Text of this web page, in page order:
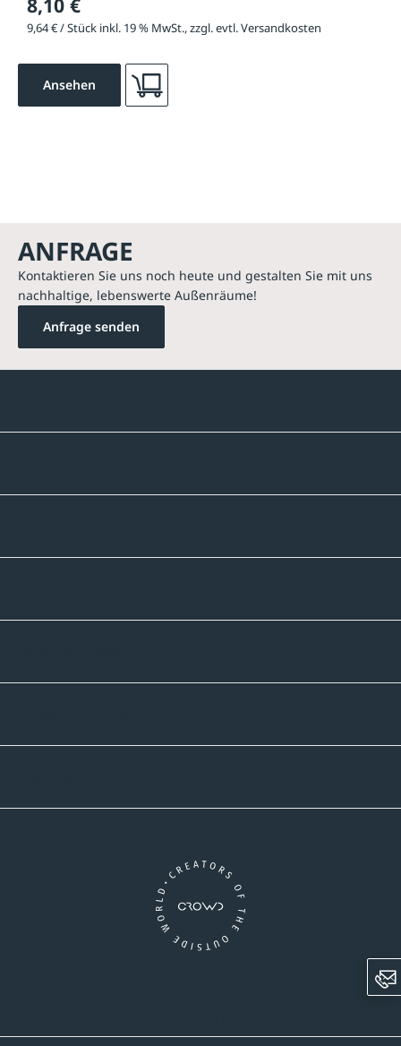
9,64 € / Stück inkl. 19 % MwSt., zzgl. evtl. Versandkosten
Ansehen
ANFRAGE
Kontaktieren Sie uns noch heute und gestalten Sie mit uns
nachhaltige, lebenswerte Außenräume!
Anfrage senden